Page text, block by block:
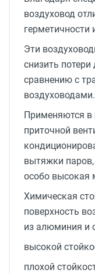
воздуховод
герметичности
Эти
снизить
сравнению с
воздуховодами.
Применяются в
приточной
вытяжки паров,
особо высокая
Химическая
поверхность
из алюминия и
высокой
плохой